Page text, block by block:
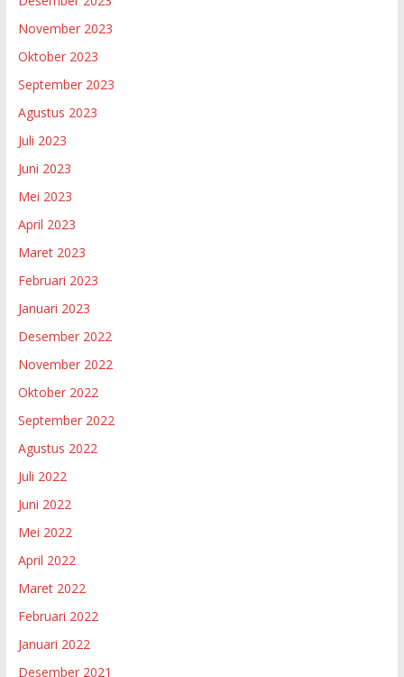
November 2023
Oktober 2023
September 2023
Agustus 2023
Juli 2023
Juni 2023
Mei 2023
April 2023
Maret 2023
Februari 2023
Januari 2023
Desember 2022
November 2022
Oktober 2022
September 2022
Agustus 2022
Juli 2022
Juni 2022
Mei 2022
April 2022
Maret 2022
Februari 2022
Januari 2022
Desember 2021